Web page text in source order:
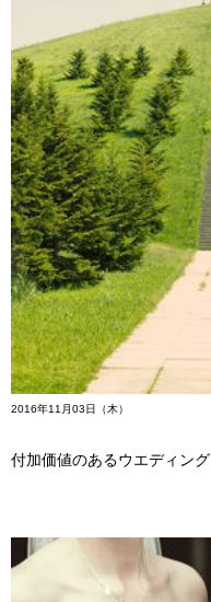
2016年11月03日（木）
付加価値のあるウエディング